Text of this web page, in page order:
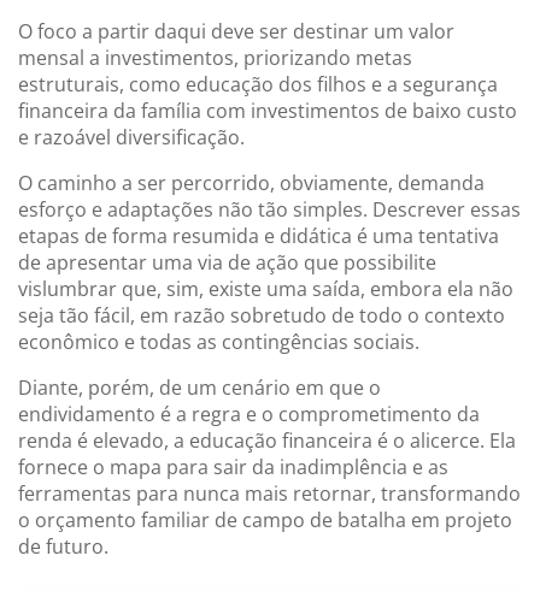
O foco a partir daqui deve ser destinar um valor
mensal a investimentos, priorizando metas
estruturais, como educação dos filhos e a segurança
financeira da família com investimentos de baixo custo
e razoável diversificação.
O caminho a ser percorrido, obviamente, demanda
esforço e adaptações não tão simples. Descrever essas
etapas de forma resumida e didática é uma tentativa
de apresentar uma via de ação que possibilite
vislumbrar que, sim, existe uma saída, embora ela não
seja tão fácil, em razão sobretudo de todo o contexto
econômico e todas as contingências sociais.
Diante, porém, de um cenário em que o
endividamento é a regra e o comprometimento da
renda é elevado, a educação financeira é o alicerce. Ela
fornece o mapa para sair da inadimplência e as
ferramentas para nunca mais retornar, transformando
o orçamento familiar de campo de batalha em projeto
de futuro.